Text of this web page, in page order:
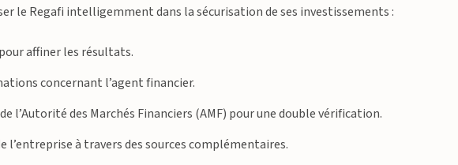
le Regafi intelligemment dans la sécurisation de ses investissements :
affiner les résultats.
concernant l’agent financier.
l’Autorité des Marchés Financiers (AMF) pour une double vérification.
l’entreprise à travers des sources complémentaires.